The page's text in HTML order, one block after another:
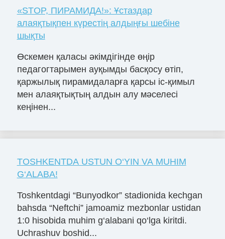
«STOP, ПИРАМИДА!»: Ұстаздар
алаяқтықпен күрестің алдыңғы шебіне
шықты
Өскемен қаласы әкімдігінде өңір
педагогтарымен ауқымды басқосу өтіп,
қаржылық пирамидаларға қарсы іс-қимыл
мен алаяқтықтың алдын алу мәселесі
кеңінен...
TOSHKENTDA USTUN O‘YIN VA MUHIM
G‘ALABA!
Toshkentdagi “Bunyodkor” stadionida kechgan
bahsda “Neftchi” jamoamiz mezbonlar ustidan
1:0 hisobida muhim g‘alabani qo‘lga kiritdi.
Uchrashuv boshid...